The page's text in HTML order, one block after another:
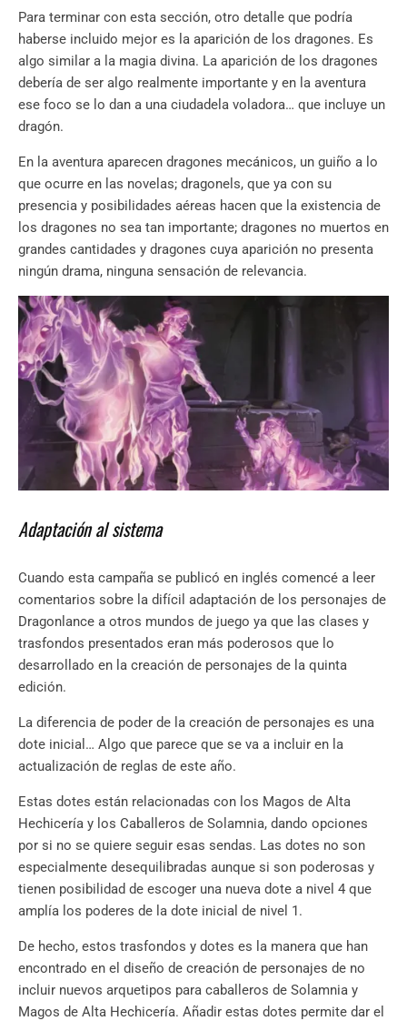
Para terminar con esta sección, otro detalle que podría
haberse incluido mejor es la aparición de los dragones. Es
algo similar a la magia divina. La aparición de los dragones
debería de ser algo realmente importante y en la aventura
ese foco se lo dan a una ciudadela voladora… que incluye un
dragón.
En la aventura aparecen dragones mecánicos, un guiño a lo
que ocurre en las novelas; dragonels, que ya con su
presencia y posibilidades aéreas hacen que la existencia de
los dragones no sea tan importante; dragones no muertos en
grandes cantidades y dragones cuya aparición no presenta
ningún drama, ninguna sensación de relevancia.
Adaptación al sistema
Cuando esta campaña se publicó en inglés comencé a leer
comentarios sobre la difícil adaptación de los personajes de
Dragonlance a otros mundos de juego ya que las clases y
trasfondos presentados eran más poderosos que lo
desarrollado en la creación de personajes de la quinta
edición.
La diferencia de poder de la creación de personajes es una
dote inicial… Algo que parece que se va a incluir en la
actualización de reglas de este año.
Estas dotes están relacionadas con los Magos de Alta
Hechicería y los Caballeros de Solamnia, dando opciones
por si no se quiere seguir esas sendas. Las dotes no son
especialmente desequilibradas aunque si son poderosas y
tienen posibilidad de escoger una nueva dote a nivel 4 que
amplía los poderes de la dote inicial de nivel 1.
De hecho, estos trasfondos y dotes es la manera que han
encontrado en el diseño de creación de personajes de no
incluir nuevos arquetipos para caballeros de Solamnia y
Magos de Alta Hechicería. Añadir estas dotes permite dar el